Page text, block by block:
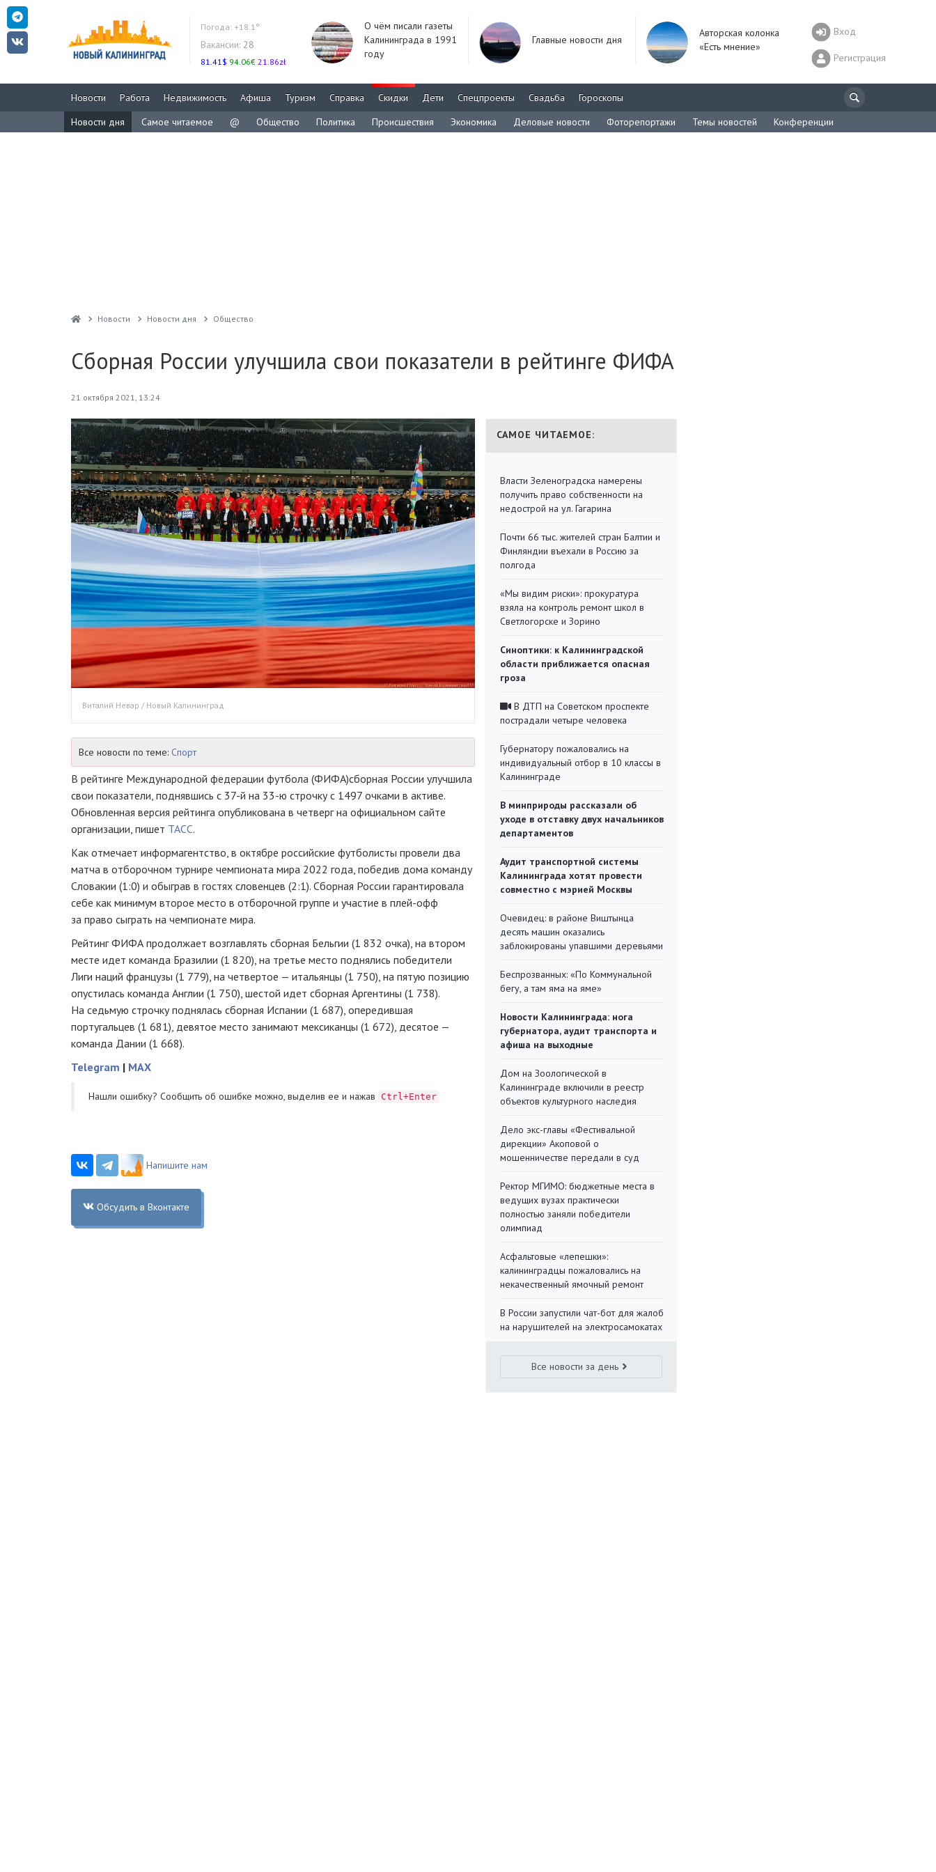
Погода: +18.1°
Вакансии: 28
81.41$ 94.06€ 21.86zł
О чём писали газеты
Калининграда в 1991
году
Главные новости дня
Авторская колонка
«Есть мнение»
Вход
Регистрация
Новости Работа Недвижимость Афиша Туризм Справка Скидки Дети Спецпроекты Свадьба
Гороскопы
Новости дня
Самое читаемое @ Общество Политика Происшествия Экономика Деловые новости Фоторепортажи Темы новостей Конференции
Новости Новости дня Общество
Сборная России улучшила свои показатели в рейтинге ФИФА
21 октября 2021, 13:24
Виталий Невар / Новый Калининград
Все новости по теме: Спорт
В рейтинге Международной федерации футбола (ФИФА)сборная России улучшила
свои показатели, поднявшись с 37-й на 33-ю строчку с 1497 очками в активе.
Обновленная версия рейтинга опубликована в четверг на официальном сайте
организации, пишет ТАСС.
Как отмечает информагентство, в октябре российские футболисты провели два
матча в отборочном турнире чемпионата мира 2022 года, победив дома команду
Словакии (1:0) и обыграв в гостях словенцев (2:1). Сборная России гарантировала
себе как минимум второе место в отборочной группе и участие в плей-офф
за право сыграть на чемпионате мира.
Рейтинг ФИФА продолжает возглавлять сборная Бельгии (1 832 очка), на втором
месте идет команда Бразилии (1 820), на третье место поднялись победители
Лиги наций французы (1 779), на четвертое — итальянцы (1 750), на пятую позицию
опустилась команда Англии (1 750), шестой идет сборная Аргентины (1 738).
На седьмую строчку поднялась сборная Испании (1 687), опередившая
португальцев (1 681), девятое место занимают мексиканцы (1 672), десятое —
команда Дании (1 668).
Telegram | MAX
Нашли ошибку? Cообщить об ошибке можно, выделив ее и нажав Ctrl+Enter
Напишите нам
Обсудить в Вконтакте
САМОЕ ЧИТАЕМОЕ:
Власти Зеленоградска намерены
получить право собственности на
недострой на ул. Гагарина
Почти 66 тыс. жителей стран Балтии и
Финляндии въехали в Россию за
полгода
«Мы видим риски»: прокуратура
взяла на контроль ремонт школ в
Светлогорске и Зорино
Синоптики: к Калининградской
области приближается опасная
гроза
В ДТП на Советском проспекте
пострадали четыре человека
Губернатору пожаловались на
индивидуальный отбор в 10 классы в
Калининграде
В минприроды рассказали об
уходе в отставку двух начальников
департаментов
Аудит транспортной системы
Калининграда хотят провести
совместно с мэрией Москвы
Очевидец: в районе Виштынца
десять машин оказались
заблокированы упавшими деревьями
Беспрозванных: «По Коммунальной
бегу, а там яма на яме»
Новости Калининграда: нога
губернатора, аудит транспорта и
афиша на выходные
Дом на Зоологической в
Калининграде включили в реестр
объектов культурного наследия
Дело экс-главы «Фестивальной
дирекции» Акоповой о
мошенничестве передали в суд
Ректор МГИМО: бюджетные места в
ведущих вузах практически
полностью заняли победители
олимпиад
Асфальтовые «лепешки»:
калининградцы пожаловались на
некачественный ямочный ремонт
В России запустили чат-бот для жалоб
на нарушителей на электросамокатах
Все новости за день